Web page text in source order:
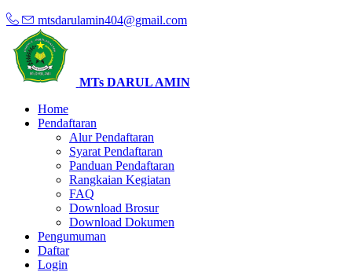
mtsdarulamin404@gmail.com
MTs DARUL AMIN
Home
Pendaftaran
Alur Pendaftaran
Syarat Pendaftaran
Panduan Pendaftaran
Rangkaian Kegiatan
FAQ
Download Brosur
Download Dokumen
Pengumuman
Daftar
Login